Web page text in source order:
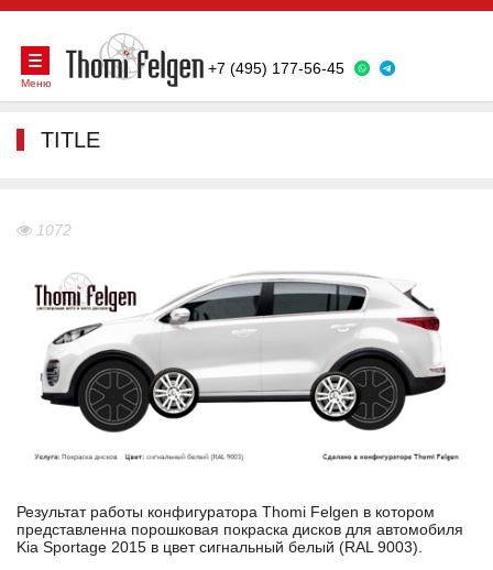
+7 (495) 177-56-45
Меню
TITLE
1072
Результат работы конфигуратора Thomi Felgen в котором
представленна порошковая покраска дисков для автомобиля
Kia Sportage 2015 в цвет сигнальный белый (RAL 9003).